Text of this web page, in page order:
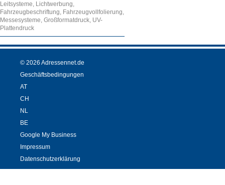
Leitsysteme, Lichtwerbung,
Fahrzeugbeschriftung, Fahrzeugvollfolierung,
Messesysteme, Großformatdruck, UV-
Plattendruck
© 2026 Adressennet.de
Geschäftsbedingungen
AT
CH
NL
BE
Google My Business
Impressum
Datenschutzerklärung